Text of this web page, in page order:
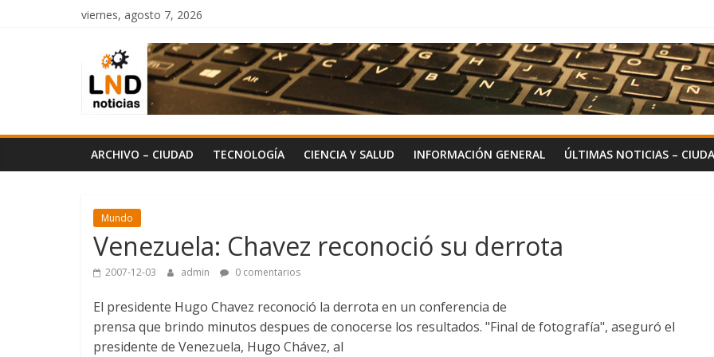
viernes, agosto 7, 2026
LND
Noticias
ARCHIVO – CIUDAD TECNOLOGÍA CIENCIA Y SALUD INFORMACIÓN GENERAL ÚLTIMAS NOTICIAS –
Mundo
Venezuela: Chavez reconoció su derrota
2007-12-03 admin 0 comentarios
El presidente Hugo Chavez reconoció la derrota en un conferencia de
prensa que brindo minutos despues de conocerse los resultados. "Final de fotografía", aseguró el
presidente de Venezuela, Hugo Chávez, al